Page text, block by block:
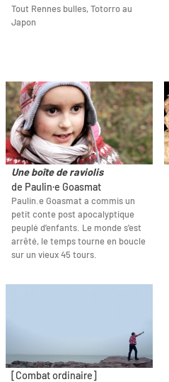
Tout Rennes bulles, Totorro au
Japon
Une boîte de raviolis
de Paulin·e Goasmat
Paulin.e Goasmat a commis un
petit conte post apocalyptique
peuplé d’enfants. Le monde s’est
arrêté, le temps tourne en boucle
sur un vieux 45 tours.
[Combat ordinaire]